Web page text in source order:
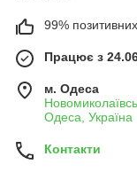
99% позитивних
Працює з
м. Одеса
Одеса, Україна
Контакти